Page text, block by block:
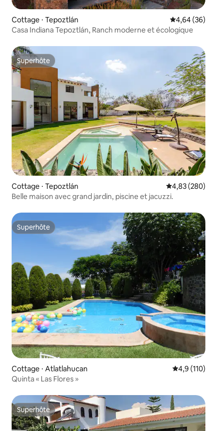
Cottage ⋅ Tepoztlán Évaluation
4,64 (36)
Casa Indiana Tepoztlán, Ranch moderne et écologique
Superhôte
Superhôte
Cottage ⋅ Tepoztlán Évaluation
4,83 (280)
Belle maison avec grand jardin, piscine et jacuzzi.
Superhôte
Superhôte
Cottage ⋅ Atlatlahucan Évaluation
4,9 (110)
Quinta « Las Flores »
Superhôte
Superhôte